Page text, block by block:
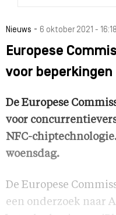
Nieuws - 6 oktober 2021 - 16:18
Europese
voor beperkingen
De Europese
voor
NFC-
woensdag.
De Europese
een onderzoek naar